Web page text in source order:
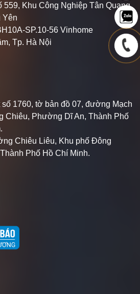
559, Khu Công Nghiệp Tân Quang,
Yên
SP.10-56 Vinhome
Tp. Hà Nội
1760, tờ bản đồ 07, đường Mạch
Chiêu, Phường Dĩ An, Thành Phố
Chiêu Liêu, Khu phố Đông
Phố Hồ Chí Minh.